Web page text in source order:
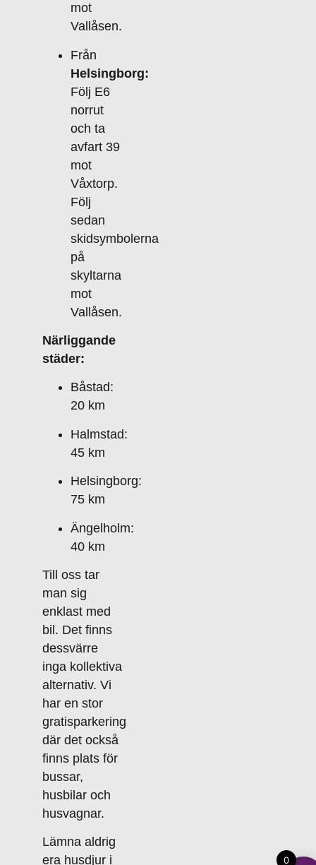
mot
Vallåsen.
Från
Helsingborg:
Följ E6
norrut
och ta
avfart 39
mot
Våxtorp.
Följ
sedan
skidsymbolerna
på
skyltarna
mot
Vallåsen.
Närliggande
städer:
Båstad:
20 km
Halmstad:
45 km
Helsingborg:
75 km
Ängelholm:
40 km
Till oss tar
man sig
enklast med
bil. Det finns
dessvärre
inga kollektiva
alternativ. Vi
har en stor
gratisparkering
där det också
finns plats för
bussar,
husbilar och
husvagnar.
Lämna aldrig
era husdjur i
0